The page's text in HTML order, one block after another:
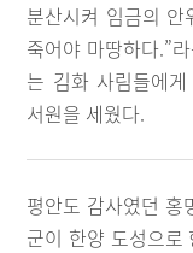
분산시켜 임금의 안
죽어야 마땅하다.”
는 김화 사림들에
서원을 세웠다.
평안도 감사였던 홍
군이 한양 도성으로